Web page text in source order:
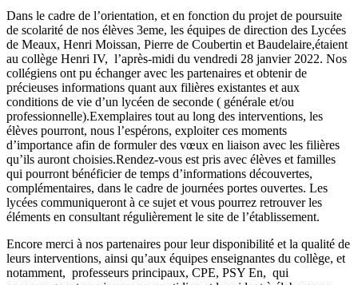
Dans le cadre de l’orientation, et en fonction du projet de poursuite
de scolarité de nos élèves 3eme, les équipes de direction des Lycées
de Meaux, Henri Moissan, Pierre de Coubertin et Baudelaire,étaient
au collège Henri IV, l’après-midi du vendredi 28 janvier 2022. ​​Nos
collégiens ont pu échanger avec les partenaires et obtenir de
précieuses informations quant aux filières existantes et aux
conditions de vie d’un lycéen de seconde ( générale et/ou
professionnelle).​Exemplaires tout au long des interventions, les
élèves pourront, nous l’espérons, exploiter ces moments
d’importance afin de formuler des vœux en liaison avec les filières
qu’ils auront choisies.Rendez-vous est pris avec élèves et familles
qui pourront bénéficier de temps d’informations découvertes,
complémentaires, dans le cadre de journées portes ouvertes. Les
lycées communiqueront à ce sujet et vous pourrez retrouver les
éléments en consultant régulièrement le site de l’établissement.
​Encore merci à nos partenaires pour leur disponibilité et la qualité de
leurs interventions, ainsi qu’aux équipes enseignantes du collège, et
notamment, professeurs principaux, CPE, PSY En, qui